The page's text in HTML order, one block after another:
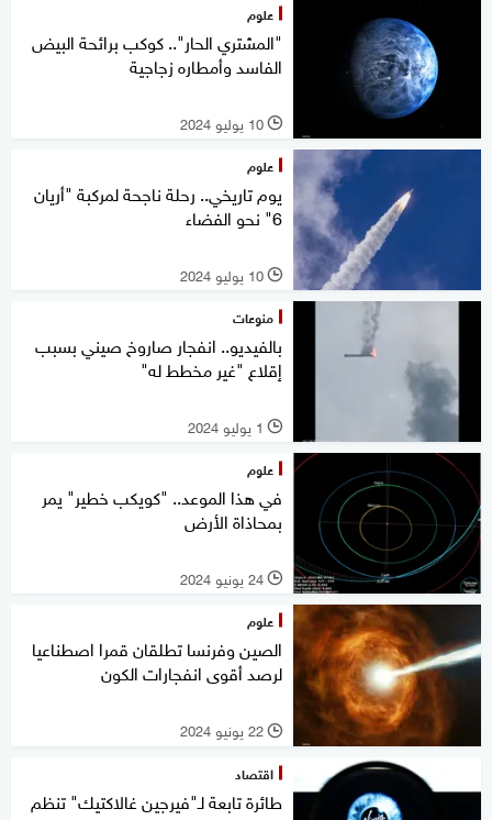
علوم
"المشتري الحار".. كوكب برائحة البيض
الفاسد وأمطاره زجاجية
l 10 يوليو 2024
علوم
يوم تاريخي.. رحلة ناجحة لمركبة "أريان
6" نحو الفضاء
l 10 يوليو 2024
منوعات
بالفيديو.. انفجار صاروخ صيني بسبب
إقلاع "غير مخطط له"
l 1 يوليو 2024
علوم
في هذا الموعد.. "كويكب خطير" يمر
بمحاذاة الأرض
l 24 يونيو 2024
علوم
الصين وفرنسا تطلقان قمرا اصطناعيا
لرصد أقوى انفجارات الكون
l 22 يونيو 2024
اقتصاد
طائرة تابعة لـ"فيرجين غالاكتيك" تنظم